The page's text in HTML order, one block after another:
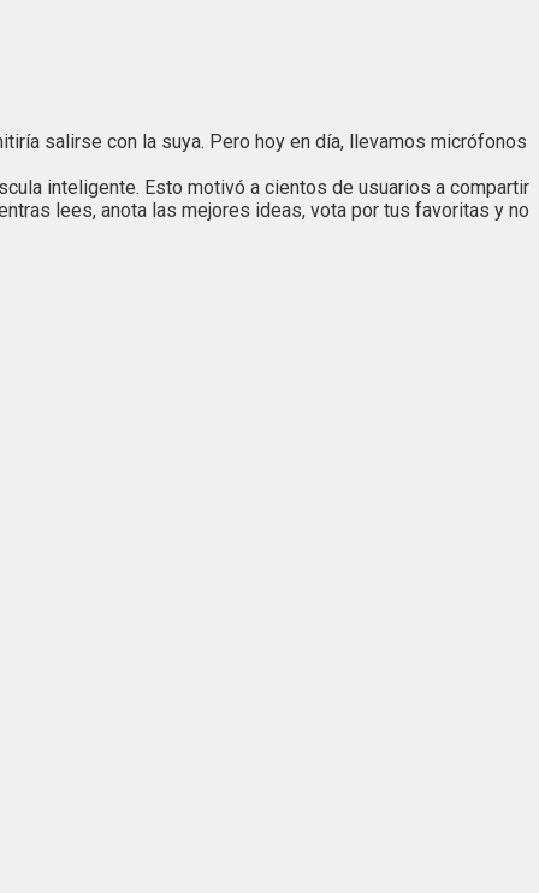
salirse con la suya. Pero hoy en día, llevamos micrófonos
inteligente. Esto motivó a cientos de usuarios a compartir
lees, anota las mejores ideas, vota por tus favoritas y no